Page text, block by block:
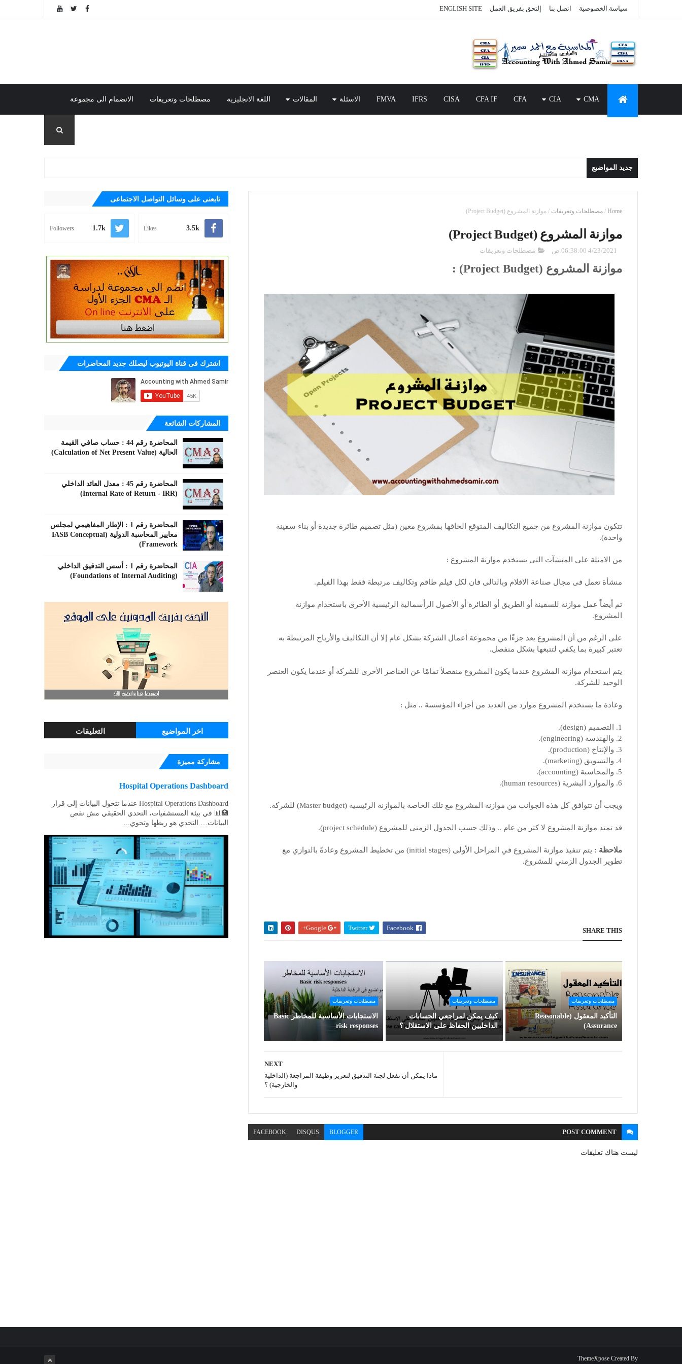
سياسة الخصوصية اتصل بنا إلتحق بفريق العمل ENGLISH SITE
CMA
CIA
CFA
CFA IF
CISA
IFRS
FMVA الاسئلة المقالات اللغة الانجليزية مصطلحات وتعريفات الانضمام الى مجموعة
جديد المواضيع
Home
/ مصطلحات وتعريفات / موازنة المشروع (Project Budget)
موازنة المشروع (Project Budget)
4/23/2021 06:38:00 ص مصطلحات وتعريفات
موازنة المشروع (Project Budget) :
تتكون موازنة المشروع من جميع التكاليف المتوقع الحاقها بمشروع معين (مثل تصميم طائرة جديدة أو بناء سفينة
واحدة).
من الامثلة على المنشآت التى تستخدم موازنة المشروع :
منشأة تعمل فى مجال صناعة الافلام وبالتالى فان لكل فيلم طاقم وتكاليف مرتبطة فقط بهذا الفيلم.
تم أيضاً عمل موازنة للسفينة أو الطريق أو الطائرة أو الأصول الرأسمالية الرئيسية الأخرى باستخدام موازنة
المشروع.
على الرغم من أن المشروع يعد جزءًا من مجموعة أعمال الشركة بشكل عام إلا أن التكاليف والأرباح المرتبطة به
تعتبر كبيرة بما يكفي لتتبعها بشكل منفصل.
يتم استخدام موازنة المشروع عندما يكون المشروع منفصلاً تمامًا عن العناصر الأخرى للشركة أو عندما يكون العنصر
الوحيد للشركة.
وعادة ما يستخدم المشروع موارد من العديد من أجزاء المؤسسة .. مثل :
1. التصميم (design).
2. والهندسة (engineering).
3. والإنتاج (production).
4. والتسويق (marketing).
5. والمحاسبة (accounting).
6. والموارد البشرية (human resources).
ويجب أن تتوافق كل هذه الجوانب من موازنة المشروع مع تلك الخاصة بالموازنة الرئيسية (Master budget) للشركة.
قد تمتد موازنة المشروع لا كثر من عام .. وذلك حسب الجدول الزمنى للمشروع (project schedule).
ملاحظة :
يتم تنفيذ موازنة المشروع في المراحل الأولى (initial stages) من تخطيط المشروع وعادةً بالتوازي مع
تطوير الجدول الزمني للمشروع.
SHARE THIS
Twitter
Google+
مصطلحات وتعريفات
التأكيد المعقول (Reasonable
Assurance)
مصطلحات وتعريفات
كيف يمكن لمراجعي الحسابات
الداخليين الحفاظ على الاستقلال ؟
مصطلحات وتعريفات
الاستجابات الأساسية للمخاطر Basic
risk responses
NEXT
ماذا يمكن أن تفعل لجنة التدقيق لتعزيز وظيفة المراجعة (الداخلية
والخارجية) ؟
POST COMMENT
BLOGGER
DISQUS
FACEBOOK
ليست هناك تعليقات
تابعنى على وسائل التواصل الاجتماعى
3.5k
Likes
1.7k
Followers
اشترك فى قناة اليوتيوب ليصلك جديد المحاضرات
المشاركات الشائعة
المحاضرة رقم 44 : حساب صافي القيمة
الحالية (Calculation of Net Present Value)
المحاضرة رقم 45 : معدل العائد الداخلي
(Internal Rate of Return - IRR)
المحاضرة رقم 1 : الإطار المفاهيمي لمجلس
معايير المحاسبة الدولية (IASB Conceptual
Framework)
المحاضرة رقم 1 : أسس التدقيق الداخلي
(Foundations of Internal Auditing)
اخر المواضيع التعليقات
مشاركة مميزة
Hospital Operations Dashboard
Hospital Operations Dashboard عندما تتحول البيانات إلى قرار
🏥📊 في بيئة المستشفيات، التحدي الحقيقي مش نقص
البيانات… التحدي هو ربطها وتحوي...
Created By
ThemeXpose